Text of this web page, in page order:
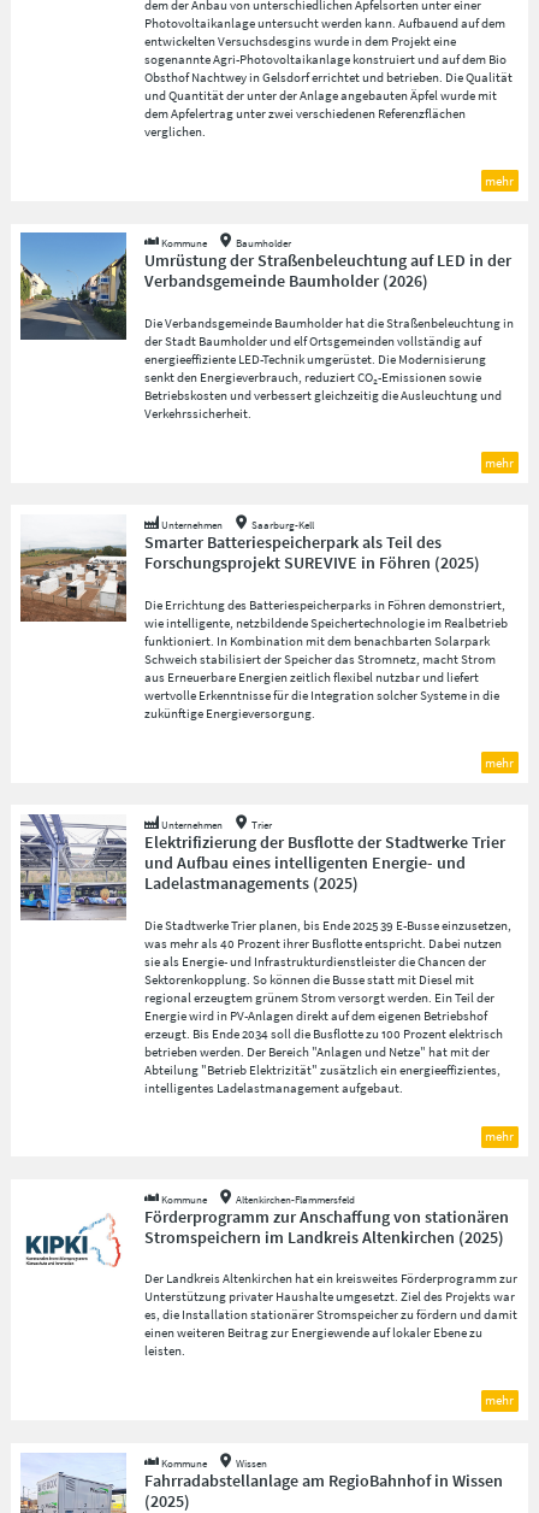
dem der Anbau von unterschiedlichen Apfelsorten unter einer
Photovoltaikanlage untersucht werden kann. Aufbauend auf dem
entwickelten Versuchsdesgins wurde in dem Projekt eine
sogenannte Agri-Photovoltaikanlage konstruiert und auf dem Bio
Obsthof Nachtwey in Gelsdorf errichtet und betrieben. Die Qualität
und Quantität der unter der Anlage angebauten Äpfel wurde mit
dem Apfelertrag unter zwei verschiedenen Referenzflächen
verglichen.
mehr
Umrüstung der Straßenbeleuchtung auf LED in der
Verbandsgemeinde Baumholder(2026)
Kommune Baumholder
Die Verbandsgemeinde Baumholder hat die Straßenbeleuchtung in
der Stadt Baumholder und elf Ortsgemeinden vollständig auf
energieeffiziente LED-Technik umgerüstet. Die Modernisierung
senkt den Energieverbrauch, reduziert CO₂-Emissionen sowie
Betriebskosten und verbessert gleichzeitig die Ausleuchtung und
Verkehrssicherheit.
mehr
Smarter Batteriespeicherpark als Teil des
Forschungsprojekt SUREVIVE in Föhren (2025)
Unternehmen Saarburg-Kell
Die Errichtung des Batteriespeicherparks in Föhren demonstriert,
wie intelligente, netzbildende Speichertechnologie im Realbetrieb
funktioniert. In Kombination mit dem benachbarten Solarpark
Schweich stabilisiert der Speicher das Stromnetz, macht Strom
aus Erneuerbare Energien zeitlich flexibel nutzbar und liefert
wertvolle Erkenntnisse für die Integration solcher Systeme in die
zukünftige Energieversorgung.
mehr
Elektrifizierung der Busflotte der Stadtwerke Trier
und Aufbau eines intelligenten Energie- und
Ladelastmanagements (2025)
Unternehmen Trier
Die Stadtwerke Trier planen, bis Ende 2025 39 E-Busse einzusetzen,
was mehr als 40 Prozent ihrer Busflotte entspricht. Dabei nutzen
sie als Energie- und Infrastrukturdienstleister die Chancen der
Sektorenkopplung. So können die Busse statt mit Diesel mit
regional erzeugtem grünem Strom versorgt werden. Ein Teil der
Energie wird in PV-Anlagen direkt auf dem eigenen Betriebshof
erzeugt. Bis Ende 2034 soll die Busflotte zu 100 Prozent elektrisch
betrieben werden. Der Bereich "Anlagen und Netze" hat mit der
Abteilung "Betrieb Elektrizität" zusätzlich ein energieeffizientes,
intelligentes Ladelastmanagement aufgebaut.
mehr
Förderprogramm zur Anschaffung von stationären
Stromspeichern im Landkreis Altenkirchen (2025)
Kommune Altenkirchen-Flammersfeld
Der Landkreis Altenkirchen hat ein kreisweites Förderprogramm zur
Unterstützung privater Haushalte umgesetzt. Ziel des Projekts war
es, die Installation stationärer Stromspeicher zu fördern und damit
einen weiteren Beitrag zur Energiewende auf lokaler Ebene zu
leisten.
mehr
Fahrradabstellanlage am RegioBahnhof in Wissen
(2025)
Kommune Wissen